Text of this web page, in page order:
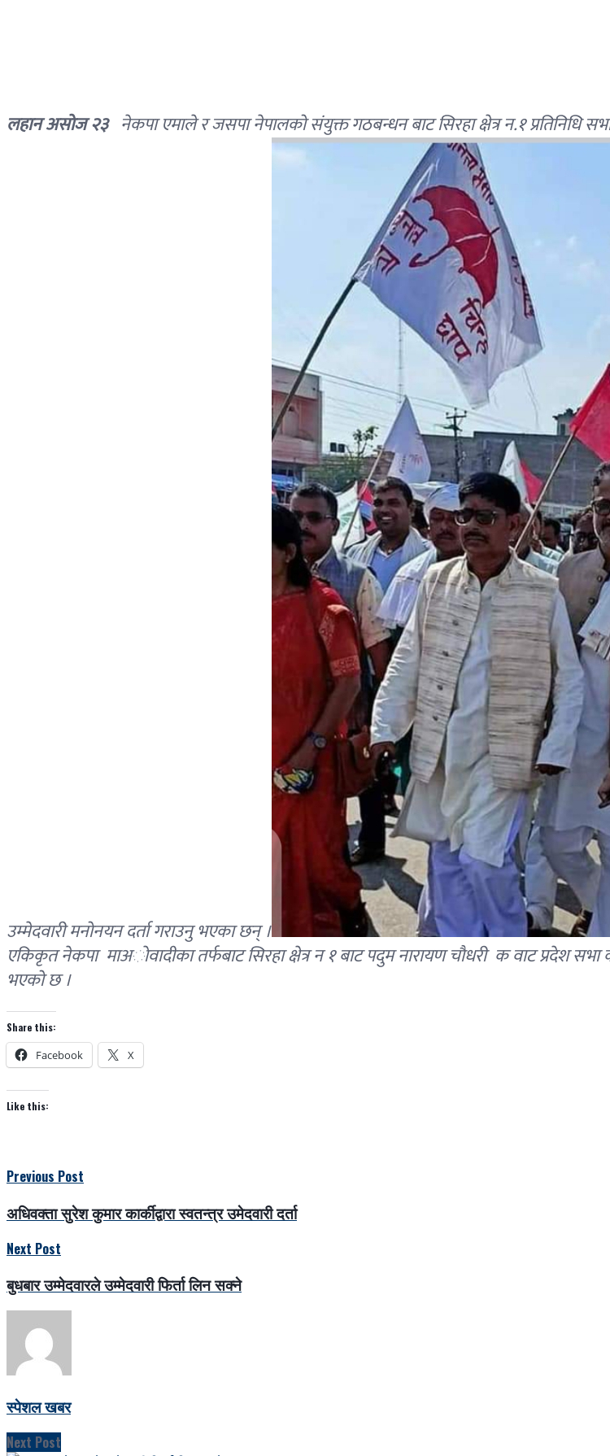
लहान असाेज २३नेकपा एमाले र जसपा नेपालको संयुक्त गठबन्धन बाट सिरहा क्षेत्र न.१ प्रतिनिधि
उम्मेदवारी मनोनयन दर्ता गराउनु भएका छन् ।
एकिकृत नेकपा माअाेवादीका तर्फबाट सिरहा क्षेत्र न १ बाट पदुम नारायण चाैधरी क वाट प्रदेश
भएको छ ।
Share this:
Facebook X
Like this:
Previous Post
अधिवक्ता सुरेश कुमार कार्कीद्वारा स्वतन्त्र उमेदवारी दर्ता
Next Post
बुधबार उम्मेदवारले उम्मेदवारी फिर्ता लिन सक्ने
स्पेशल खबर
Next Post